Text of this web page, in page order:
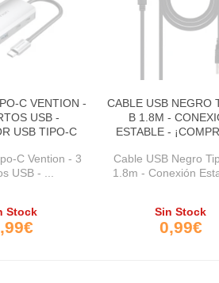
C VENTION -
USB -
USB TIPO-C
C Vention - 3
USB - ...
Stock
CABLE USB NEGRO
B 1.8M -
ESTABLE -
Cable USB Negro
1.8m - Conexión
Sin Stock
0,99€